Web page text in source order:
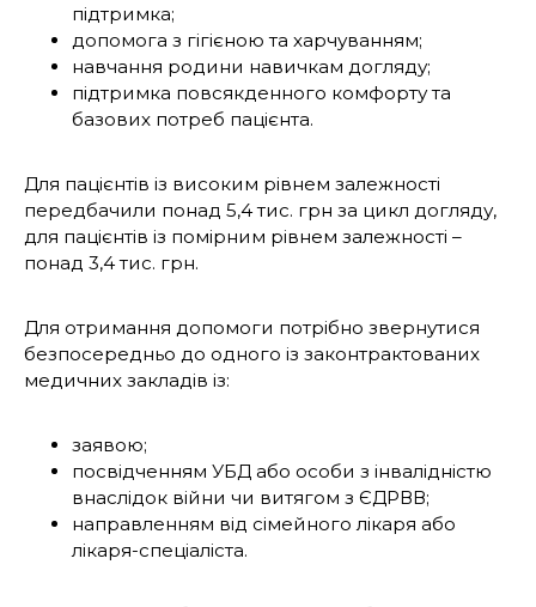
підтримка;
допомога з гігієною та харчуванням;
навчання родини навичкам догляду;
підтримка повсякденного комфорту та
базових потреб пацієнта.
Для пацієнтів із високим рівнем залежності
передбачили понад 5,4 тис. грн за цикл догляду,
для пацієнтів із помірним рівнем залежності –
понад 3,4 тис. грн.
Для отримання допомоги потрібно звернутися
безпосередньо до одного із законтрактованих
медичних закладів із:
заявою;
посвідченням УБД або особи з інвалідністю
внаслідок війни чи витягом з ЄДРВВ;
направленням від сімейного лікаря або
лікаря-спеціаліста.